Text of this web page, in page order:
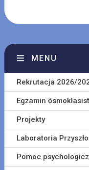
MENU
Rekrutacja 2026/
Egzamin
Projekty
Laboratoria
Pomoc